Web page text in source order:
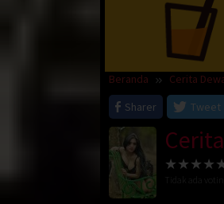
Beranda Cerita
Sharer
Tweet
Tidak ada